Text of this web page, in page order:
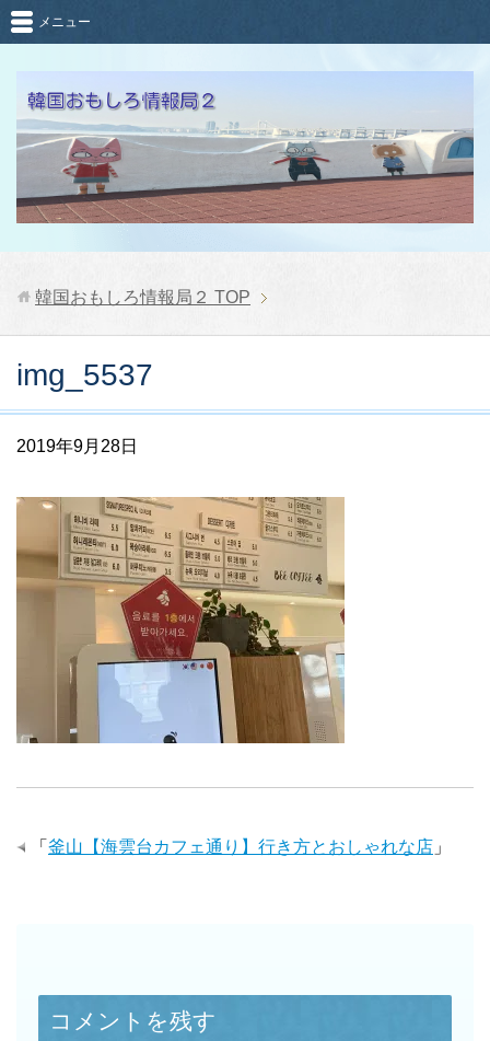
メニュー
韓国おもしろ情報局２ TOP
img_5537
2019年9月28日
「 釜山【海雲台カフェ通り】行き方とおしゃれな店 」
コメントを残す